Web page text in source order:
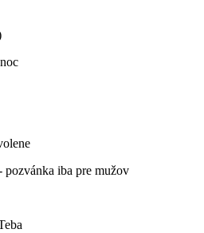
iba pre mužov